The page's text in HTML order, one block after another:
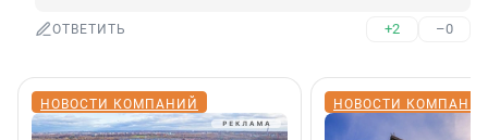
ОТВЕТИТЬ +2 –0
НОВОСТИ КОМПАНИЙ НОВОСТИ